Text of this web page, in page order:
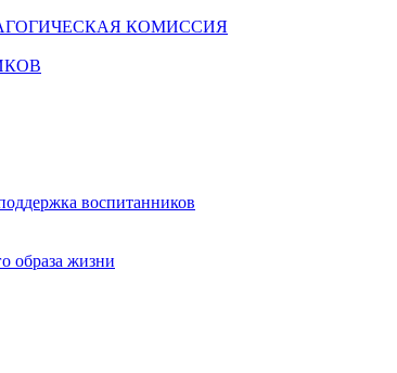
КОМИССИЯ
воспитанников
образа жизни